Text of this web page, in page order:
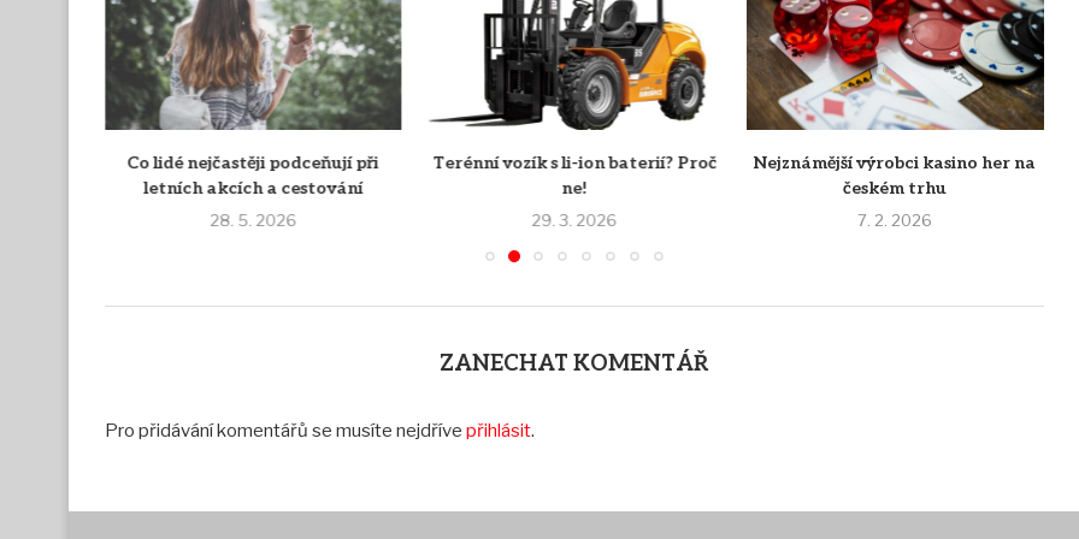
Co lidé nejčastěji podceňují při
letních akcích a cestování
28. 5. 2026
Terénní vozík s li-ion baterií? Proč
ne!
29. 3. 2026
Nejznámější výrobci kasino her na
českém trhu
7. 2. 2026
ZANECHAT KOMENTÁŘ
Pro přidávání komentářů se musíte nejdříve přihlásit.